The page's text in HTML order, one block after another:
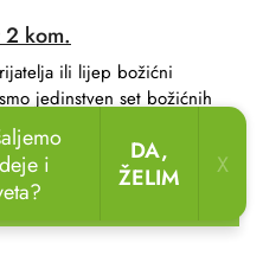
ležaljke
sada uz popust
2 kom.
ili lijep božićni
jedinstven set božićnih
gestu za slavlje...
i
DA,
ŽELIM
X